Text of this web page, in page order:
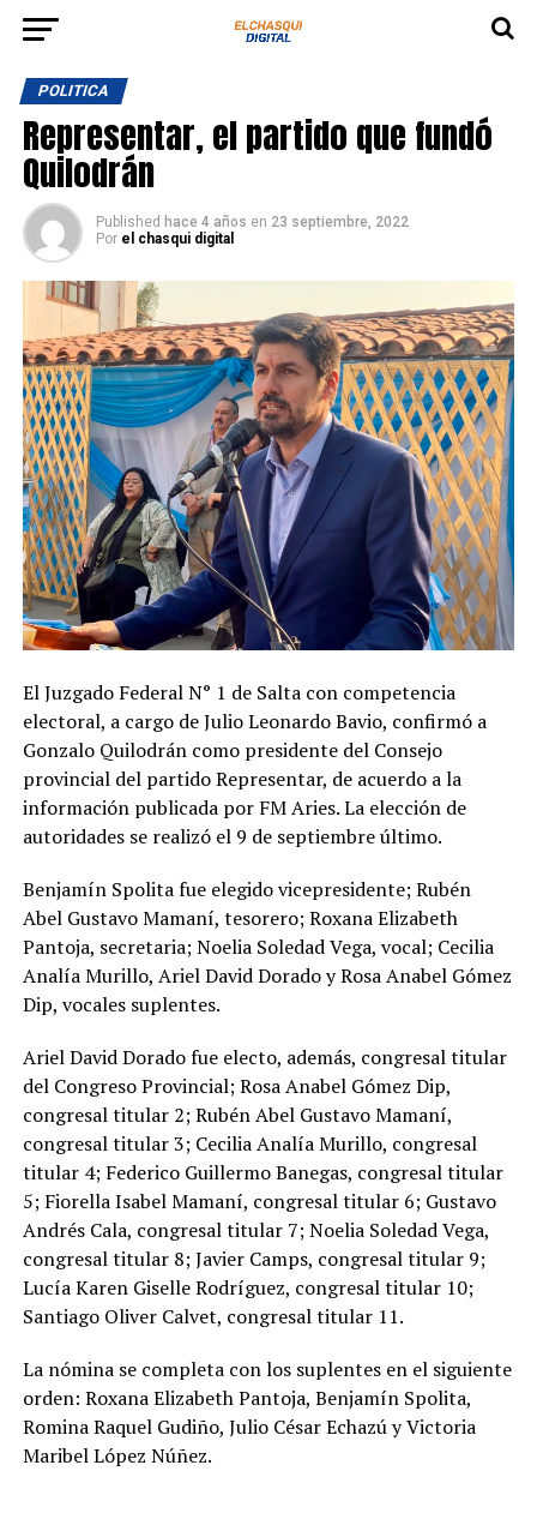
POLITICA
Representar, el partido que fundó
Quilodrán
Published hace 4 años en 23 septiembre, 2022
Por el chasqui digital
El Juzgado Federal N° 1 de Salta con competencia
electoral, a cargo de Julio Leonardo Bavio, confirmó a
Gonzalo Quilodrán como presidente del Consejo
provincial del partido Representar, de acuerdo a la
información publicada por FM Aries. La elección de
autoridades se realizó el 9 de septiembre último.
Benjamín Spolita fue elegido vicepresidente; Rubén
Abel Gustavo Mamaní, tesorero; Roxana Elizabeth
Pantoja, secretaria; Noelia Soledad Vega, vocal; Cecilia
Analía Murillo, Ariel David Dorado y Rosa Anabel Gómez
Dip, vocales suplentes.
Ariel David Dorado fue electo, además, congresal titular
del Congreso Provincial; Rosa Anabel Gómez Dip,
congresal titular 2; Rubén Abel Gustavo Mamaní,
congresal titular 3; Cecilia Analía Murillo, congresal
titular 4; Federico Guillermo Banegas, congresal titular
5; Fiorella Isabel Mamaní, congresal titular 6; Gustavo
Andrés Cala, congresal titular 7; Noelia Soledad Vega,
congresal titular 8; Javier Camps, congresal titular 9;
Lucía Karen Giselle Rodríguez, congresal titular 10;
Santiago Oliver Calvet, congresal titular 11.
La nómina se completa con los suplentes en el siguiente
orden: Roxana Elizabeth Pantoja, Benjamín Spolita,
Romina Raquel Gudiño, Julio César Echazú y Victoria
Maribel López Núñez.